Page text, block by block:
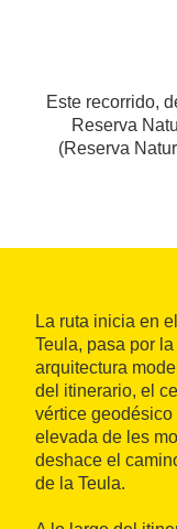
Este recorrido,
Reserva
(Reserva
La ruta inicia en
Teula, pasa por
arquitectura
del itinerario, el
vértice
elevada de les
deshace el
de la Teula.